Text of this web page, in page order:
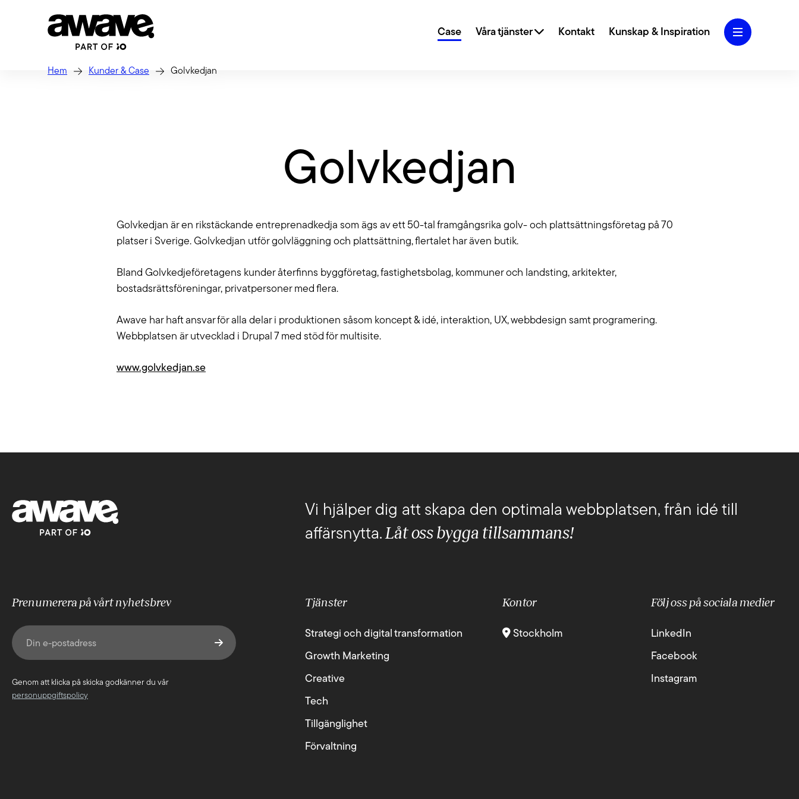
Case Våra tjänster
Ditt nästa lead googlar inte – de
frågar AI. Med GEO (Generative
varumärke synligt i verktyg som
Chat GPT, Perplexity och AI
Läs mer
säkerställa att du når dina mål.
design lyfter vi ditt varumärke och webbplats till nya höjder.
Laravel med fler.
Growth Marketing
Förvaltning
händer. Vi sköter drift, förvaltning och support och
skräddarsyr tjänster efter dina behov.
Tillgänglighet
och kan guida dig i WCAG-krav och utveckla upplevelser
Kontakt Kunskap & Inspiration
Hem Kunder & Case Golvkedjan
Jobba hos oss
Lediga jobb
Golvkedjan
Golvkedjan är en rikstäckande entreprenadkedja som ägs av ett 50-tal framgångsrika golv- och plattsättningsföretag på 70
platser i Sverige. Golvkedjan utför golvläggning och plattsättning, flertalet har även butik.
Bland Golvkedjeföretagens kunder återfinns byggföretag, fastighetsbolag, kommuner och landsting, arkitekter,
bostadsrättsföreningar, privatpersoner med flera.
Awave har haft ansvar för alla delar i produktionen såsom koncept & idé, interaktion, UX, webbdesign samt programering.
Webbplatsen är utvecklad i Drupal 7 med stöd för multisite.
www.golvkedjan.se
Vi hjälper dig att skapa den optimala webbplatsen, från idé till
affärsnytta. Låt oss bygga tillsammans!
Prenumerera på vårt nyhetsbrev
E-post(Obligatoriskt)
Genom att klicka på skicka godkänner du vår
personuppgiftspolicy
Tjänster
Strategi och digital transformation
Growth Marketing
Creative
Tech
Tillgänglighet
Förvaltning
Kontor
Stockholm
Följ oss på sociala medier
LinkedIn
Facebook
Instagram